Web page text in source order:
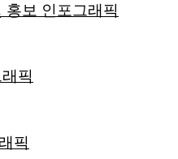
홍보 인포그래픽
픽
픽